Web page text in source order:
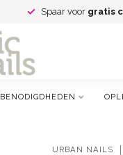
Spaar voor gratis
BENODIGDHEDEN
URBAN NAILS